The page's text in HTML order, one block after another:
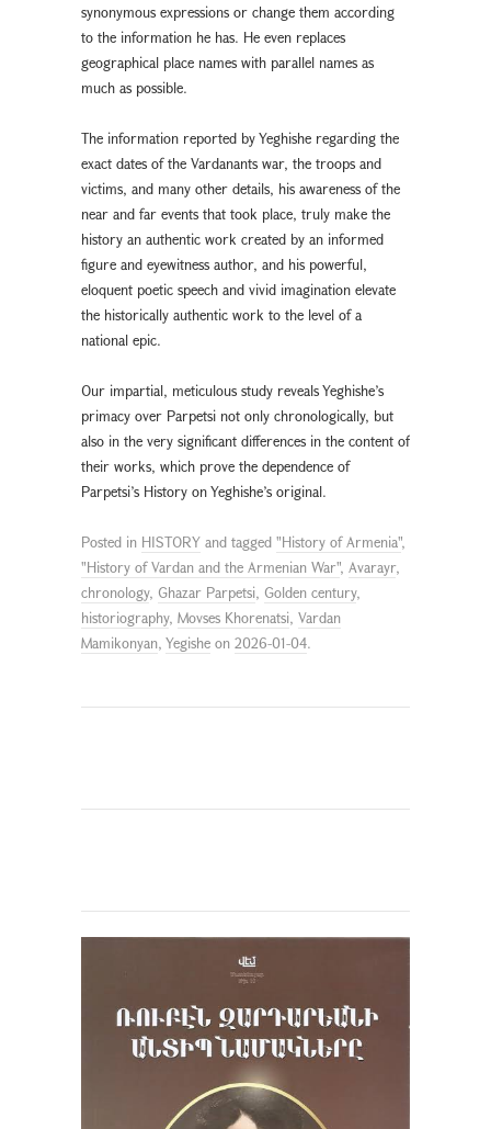
synonymous expressions or change them according
to the information he has. He even replaces
geographical place names with parallel names as
much as possible.
The information reported by Yeghishe regarding the
exact dates of the Vardanants war, the troops and
victims, and many other details, his awareness of the
near and far events that took place, truly make the
history an authentic work created by an informed
figure and eyewitness author, and his powerful,
eloquent poetic speech and vivid imagination elevate
the historically authentic work to the level of a
national epic.
Our impartial, meticulous study reveals Yeghishe’s
primacy over Parpetsi not only chronologically, but
also in the very significant differences in the content of
their works, which prove the dependence of
Parpetsi’s History on Yeghishe’s original.
Posted in HISTORY and tagged "History of Armenia",
"History of Vardan and the Armenian War", Avarayr,
chronology, Ghazar Parpetsi, Golden century,
historiography, Movses Khorenatsi, Vardan
Mamikonyan, Yegishe on 2026-01-04.